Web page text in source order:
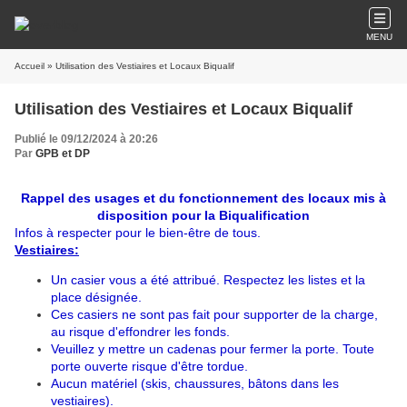
MENU
Accueil » Utilisation des Vestiaires et Locaux Biqualif
Utilisation des Vestiaires et Locaux Biqualif
Publié le 09/12/2024 à 20:26
Par GPB et DP
Rappel des usages et du fonctionnement des locaux mis à
disposition pour la Biqualification
Infos à respecter pour le bien-être de tous.
Vestiaires:
Un casier vous a été attribué. Respectez les listes et la
place désignée.
Ces casiers ne sont pas fait pour supporter de la charge,
au risque d'effondrer les fonds.
Veuillez y mettre un cadenas pour fermer la porte. Toute
porte ouverte risque d'être tordue.
Aucun matériel (skis, chaussures, bâtons dans les
vestiaires).